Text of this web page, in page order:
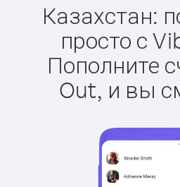
Казахстан:
просто с
Пополните
Out, и вы